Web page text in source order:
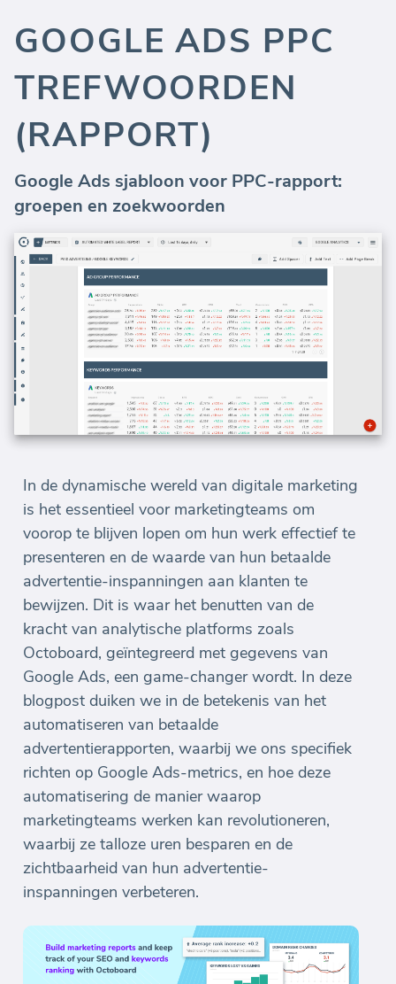
GOOGLE ADS PPC
TREFWOORDEN
(RAPPORT)
Google Ads sjabloon voor PPC-rapport:
groepen en zoekwoorden
In de dynamische wereld van digitale marketing
is het essentieel voor marketingteams om
voorop te blijven lopen om hun werk effectief te
presenteren en de waarde van hun betaalde
advertentie-inspanningen aan klanten te
bewijzen. Dit is waar het benutten van de
kracht van analytische platforms zoals
Octoboard, geïntegreerd met gegevens van
Google Ads, een game-changer wordt. In deze
blogpost duiken we in de betekenis van het
automatiseren van betaalde
advertentierapporten, waarbij we ons specifiek
richten op Google Ads-metrics, en hoe deze
automatisering de manier waarop
marketingteams werken kan revolutioneren,
waarbij ze talloze uren besparen en de
zichtbaarheid van hun advertentie-
inspanningen verbeteren.